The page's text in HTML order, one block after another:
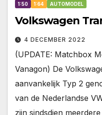
1:50 1:64 AUTOMODEL
Volkswagen
4 DECEMBER 2022
(UPDATE: Matchbox
Vanagon) De
aanvankelijk Typ 2
van de Nederlandse
zijn sindsdien